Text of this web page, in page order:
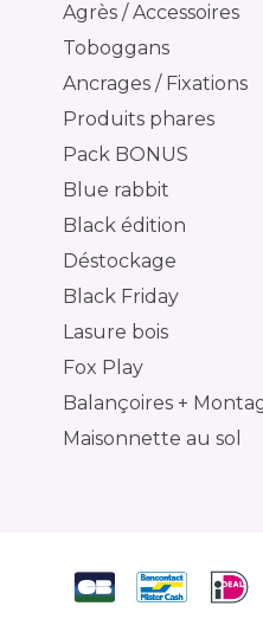
Agrès / Accessoires
Toboggans
Ancrages / Fixations
Produits phares
Pack BONUS
Blue rabbit
Black édition
Déstockage
Black Friday
Lasure bois
Fox Play
Balançoires +
Maisonnette au sol